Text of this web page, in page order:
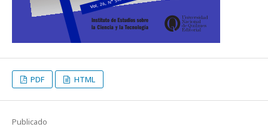
PDF HTML
Publicado